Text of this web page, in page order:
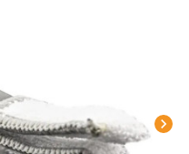
chevron_right